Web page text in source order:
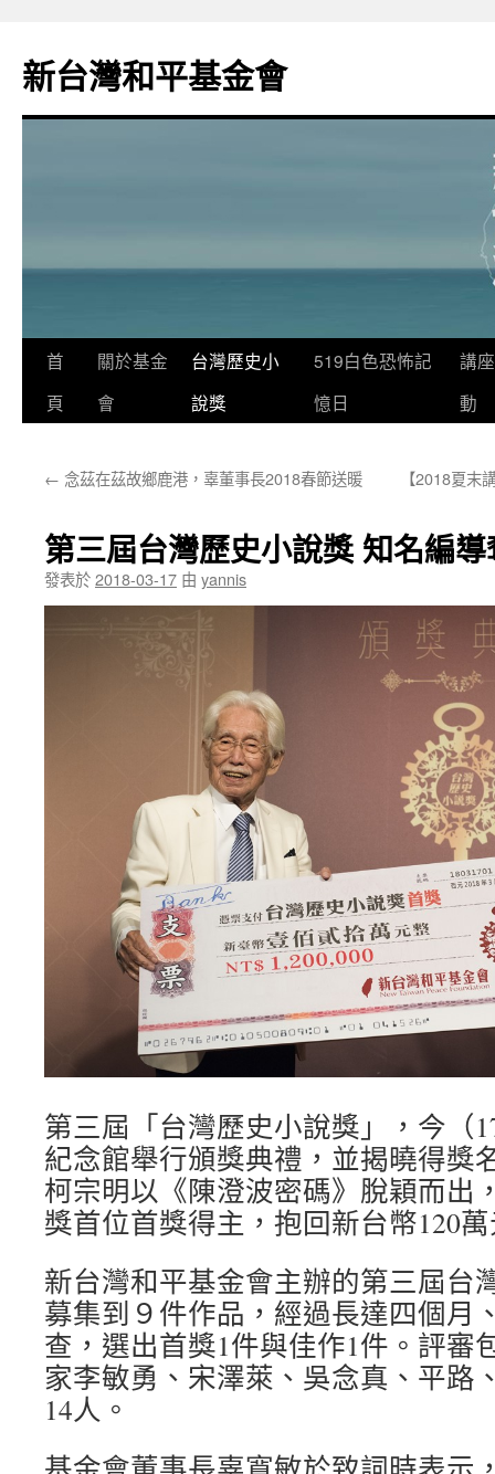
新台灣和平基金會
首
頁
關於基金
會
台灣歷史小
說獎
519白色恐怖記
憶日
講
動
← 念茲在茲故鄉鹿港，辜董事長2018春節送暖 【2018夏
第三屆台灣歷史小說獎 知名編
發表於2018-03-17 由 yannis
第三屆「台灣歷史小說獎」，今（
紀念館舉行頒獎典禮，並揭曉得獎
柯宗明以《陳澄波密碼》脫穎而出
獎首位首獎得主，抱回新台幣120
新台灣和平基金會主辦的第三屆台
募集到９件作品，經過長達四個月
查，選出首獎1件與佳作1件。評審
家李敏勇、宋澤萊、吳念真、平路
14人。